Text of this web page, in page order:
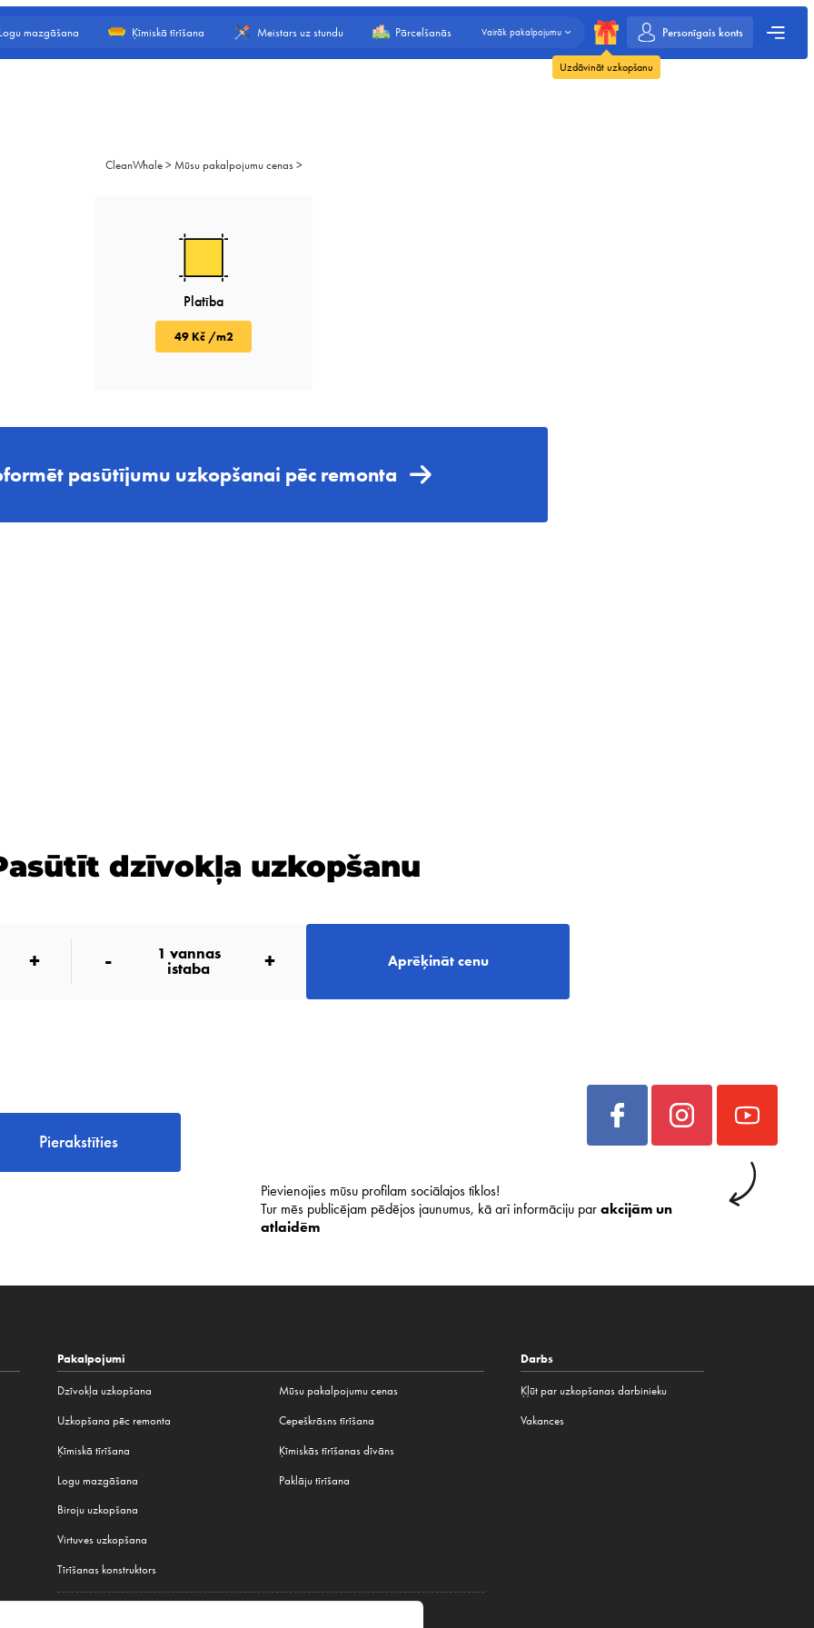
mazgāšana Ķīmiskā tīrīšana Meistars uz stundu Pārcelšanās Vairāk pakalpojumu
Uzdāvināt uzkopšanu
Personīgais konts
CleanWhale > Mūsu pakalpojumu cenas >
Platība
49 Kč /m2
pasūtījumu uzkopšanai pēc remonta
dzīvokļa uzkopšanu
+ - 1 vannas
istaba + Aprēķināt cenu
Pierakstīties
Pievienojies mūsu profilam sociālajos tīklos!
Tur mēs publicējam pēdējos jaunumus, kā arī informāciju parakcijām un
atlaidēm
Pakalpojumi
Dzīvokļa uzkopšana
Uzkopšana pēc remonta
Ķīmiskā tīrīšana
Logu mazgāšana
Biroju uzkopšana
Virtuves uzkopšana
Tīrīšanas konstruktors
Mūsu pakalpojumu cenas
Cepeškrāsns tīrīšana
Ķīmiskās tīrīšanas dīvāns
Paklāju tīrīšana
Darbs
Ķļūt par uzkopšanas darbinieku
Vakances